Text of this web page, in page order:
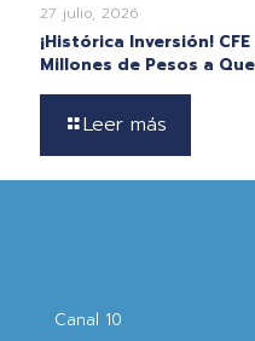
27 julio, 2026
¡Histórica Inversión!
Millones de Pesos a
Leer más
Canal 10